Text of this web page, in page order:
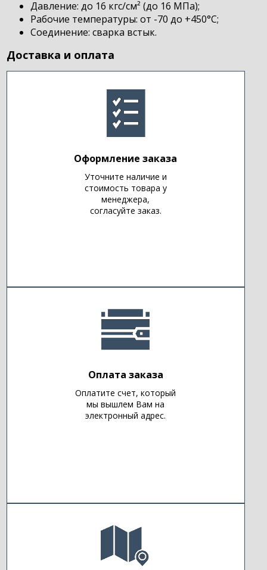
Давление: до 16 кгс/см² (до 16 МПа);
Рабочие температуры: от -70 до +450°C;
Соединение: сварка встык.
Доставка и оплата
Оформление заказа
Уточните наличие и
стоимость товара у
менеджера,
согласуйте заказ.
Оплата заказа
Оплатите счет, который
мы вышлем Вам на
электронный адрес.